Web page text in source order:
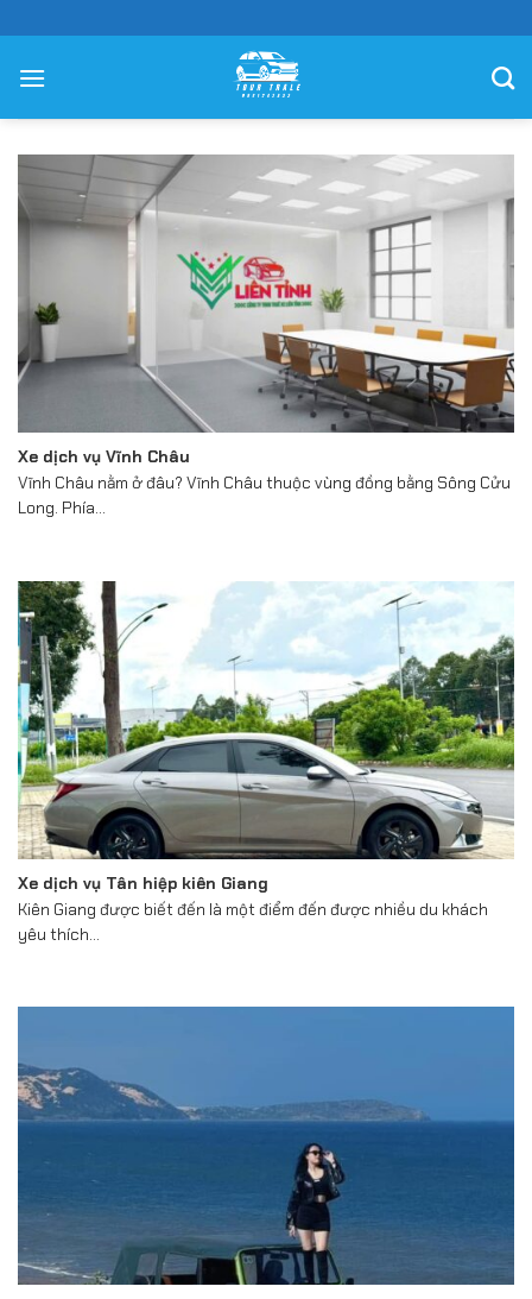
đến
nội
Xe dịch vụ Vĩnh Châu
Vĩnh Châu nằm ở đâu? Vĩnh Châu thuộc vùng đồng bằng Sông Cửu
Long. Phía...
Xe dịch vụ Tân hiệp kiên Giang
Kiên Giang được biết đến là một điểm đến được nhiều du khách
yêu thích...